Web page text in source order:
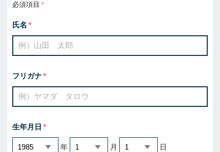
必須項目
氏名
フリガナ
生年月日
年 月 日